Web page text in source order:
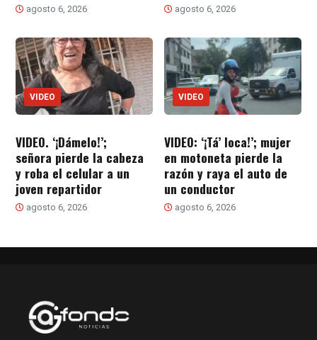
agosto 6, 2026 agosto 6, 2026
VIDEO
VIDEO. ‘¡Dámelo!’;
señora pierde la cabeza
y roba el celular a un
joven repartidor
agosto 6, 2026
VIDEO
VIDEO: ‘¡Tá’ loca!’; mujer
en motoneta pierde la
razón y raya el auto de
un conductor
agosto 6, 2026